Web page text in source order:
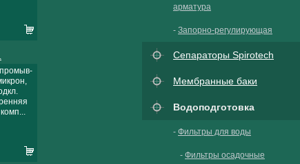
арматура
- Запорно-регулирующая
Сепараторы Spirotech
Мембранные баки
Водоподготовка
- Фильтры для воды
- Фильтры осадочные